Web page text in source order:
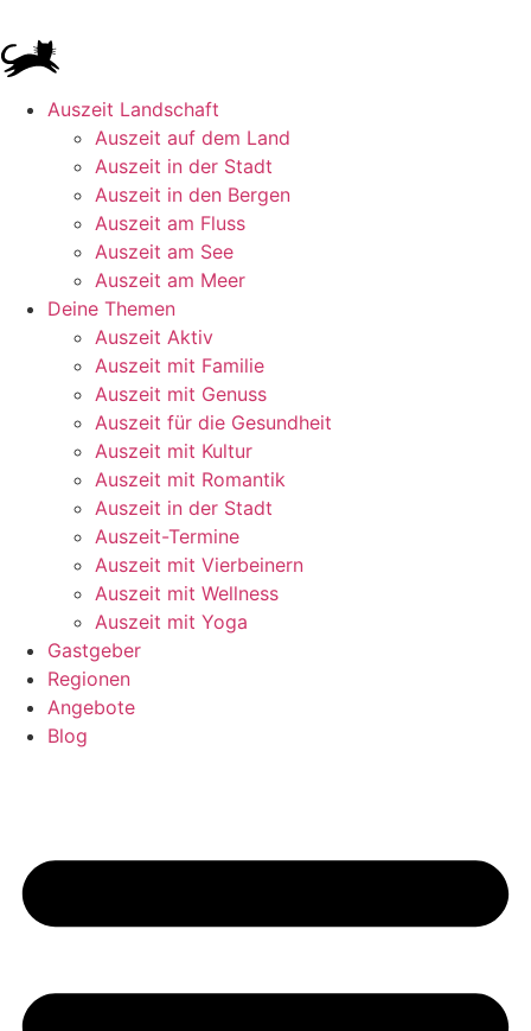
Auszeit Landschaft
Auszeit auf dem Land
Auszeit in der Stadt
Auszeit in den Bergen
Auszeit am Fluss
Auszeit am See
Auszeit am Meer
Deine Themen
Auszeit Aktiv
Auszeit mit Familie
Auszeit mit Genuss
Auszeit für die Gesundheit
Auszeit mit Kultur
Auszeit mit Romantik
Auszeit in der Stadt
Auszeit-Termine
Auszeit mit Vierbeinern
Auszeit mit Wellness
Auszeit mit Yoga
Gastgeber
Regionen
Angebote
Blog